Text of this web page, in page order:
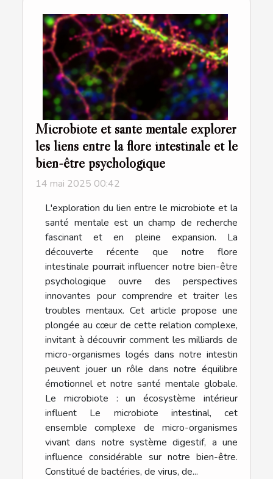
Microbiote et santé mentale explorer
les liens entre la flore intestinale et le
bien-être psychologique
14 mai 2025 00:42
L'exploration du lien entre le microbiote et la
santé mentale est un champ de recherche
fascinant et en pleine expansion. La
découverte récente que notre flore
intestinale pourrait influencer notre bien-être
psychologique ouvre des perspectives
innovantes pour comprendre et traiter les
troubles mentaux. Cet article propose une
plongée au cœur de cette relation complexe,
invitant à découvrir comment les milliards de
micro-organismes logés dans notre intestin
peuvent jouer un rôle dans notre équilibre
émotionnel et notre santé mentale globale.
Le microbiote : un écosystème intérieur
influent Le microbiote intestinal, cet
ensemble complexe de micro-organismes
vivant dans notre système digestif, a une
influence considérable sur notre bien-être.
Constitué de bactéries, de virus, de...